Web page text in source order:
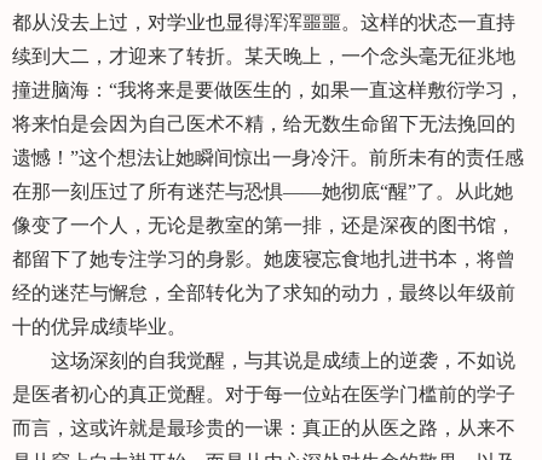
都从没去上过，对学业也显得浑浑噩噩。这样的状态一直持
续到大二，才迎来了转折。某天晚上，一个念头毫无征兆地
撞进脑海：“我将来是要做医生的，如果一直这样敷衍学习，
将来怕是会因为自己医术不精，给无数生命留下无法挽回的
遗憾！”这个想法让她瞬间惊出一身冷汗。前所未有的责任感
在那一刻压过了所有迷茫与恐惧——她彻底“醒”了。从此她
像变了一个人，无论是教室的第一排，还是深夜的图书馆，
都留下了她专注学习的身影。她废寝忘食地扎进书本，将曾
经的迷茫与懈怠，全部转化为了求知的动力，最终以年级前
十的优异成绩毕业。
这场深刻的自我觉醒，与其说是成绩上的逆袭，不如说
是医者初心的真正觉醒。对于每一位站在医学门槛前的学子
而言，这或许就是最珍贵的一课：真正的从医之路，从来不